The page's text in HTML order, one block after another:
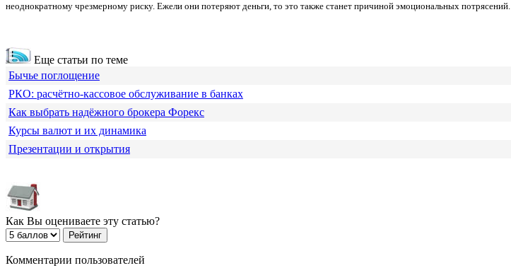
неоднократному чрезмерному риску. Ежели они потеряют деньги, то это также станет причиной эмоциональных потрясений.
Еще статьи по теме
Бычье поглощение
РКО: расчётно-кассовое обслуживание в банках
Как выбрать надёжного брокера Форекс
Курсы валют и их динамика
Презентации и открытия
Как Вы оцениваете эту статью?
Комментарии пользователей